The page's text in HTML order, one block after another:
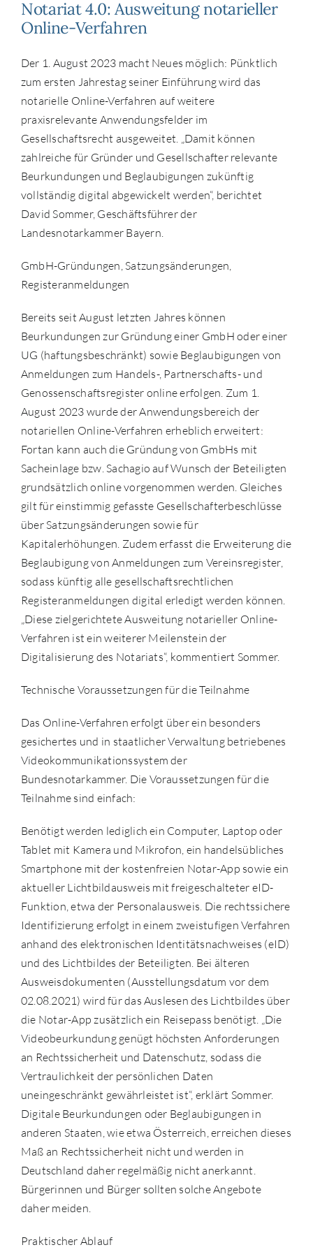
Notariat 4.0: Ausweitung notarieller
Online-Verfahren
Der 1. August 2023 macht Neues möglich: Pünktlich
zum ersten Jahrestag seiner Einführung wird das
notarielle Online-Verfahren auf weitere
praxisrelevante Anwendungsfelder im
Gesellschaftsrecht ausgeweitet. „Damit können
zahlreiche für Gründer und Gesellschafter relevante
Beurkundungen und Beglaubigungen zukünftig
vollständig digital abgewickelt werden“, berichtet
David Sommer, Geschäftsführer der
Landesnotarkammer Bayern.
GmbH-Gründungen, Satzungsänderungen,
Registeranmeldungen
Bereits seit August letzten Jahres können
Beurkundungen zur Gründung einer GmbH oder einer
UG (haftungsbeschränkt) sowie Beglaubigungen von
Anmeldungen zum Handels-, Partnerschafts- und
Genossenschaftsregister online erfolgen. Zum 1.
August 2023 wurde der Anwendungsbereich der
notariellen Online-Verfahren erheblich erweitert:
Fortan kann auch die Gründung von GmbHs mit
Sacheinlage bzw. Sachagio auf Wunsch der Beteiligten
grundsätzlich online vorgenommen werden. Gleiches
gilt für einstimmig gefasste Gesellschafterbeschlüsse
über Satzungsänderungen sowie für
Kapitalerhöhungen. Zudem erfasst die Erweiterung die
Beglaubigung von Anmeldungen zum Vereinsregister,
sodass künftig alle gesellschaftsrechtlichen
Registeranmeldungen digital erledigt werden können.
„Diese zielgerichtete Ausweitung notarieller Online-
Verfahren ist ein weiterer Meilenstein der
Digitalisierung des Notariats“, kommentiert Sommer.
Technische Voraussetzungen für die Teilnahme
Das Online-Verfahren erfolgt über ein besonders
gesichertes und in staatlicher Verwaltung betriebenes
Videokommunikationssystem der
Bundesnotarkammer. Die Voraussetzungen für die
Teilnahme sind einfach:
Benötigt werden lediglich ein Computer, Laptop oder
Tablet mit Kamera und Mikrofon, ein handelsübliches
Smartphone mit der kostenfreien Notar-App sowie ein
aktueller Lichtbildausweis mit freigeschalteter eID-
Funktion, etwa der Personalausweis. Die rechtssichere
Identifizierung erfolgt in einem zweistufigen Verfahren
anhand des elektronischen Identitätsnachweises (eID)
und des Lichtbildes der Beteiligten. Bei älteren
Ausweisdokumenten (Ausstellungsdatum vor dem
02.08.2021) wird für das Auslesen des Lichtbildes über
die Notar-App zusätzlich ein Reisepass benötigt. „Die
Videobeurkundung genügt höchsten Anforderungen
an Rechtssicherheit und Datenschutz, sodass die
Vertraulichkeit der persönlichen Daten
uneingeschränkt gewährleistet ist“, erklärt Sommer.
Digitale Beurkundungen oder Beglaubigungen in
anderen Staaten, wie etwa Österreich, erreichen dieses
Maß an Rechtssicherheit nicht und werden in
Deutschland daher regelmäßig nicht anerkannt.
Bürgerinnen und Bürger sollten solche Angebote
daher meiden.
Praktischer Ablauf